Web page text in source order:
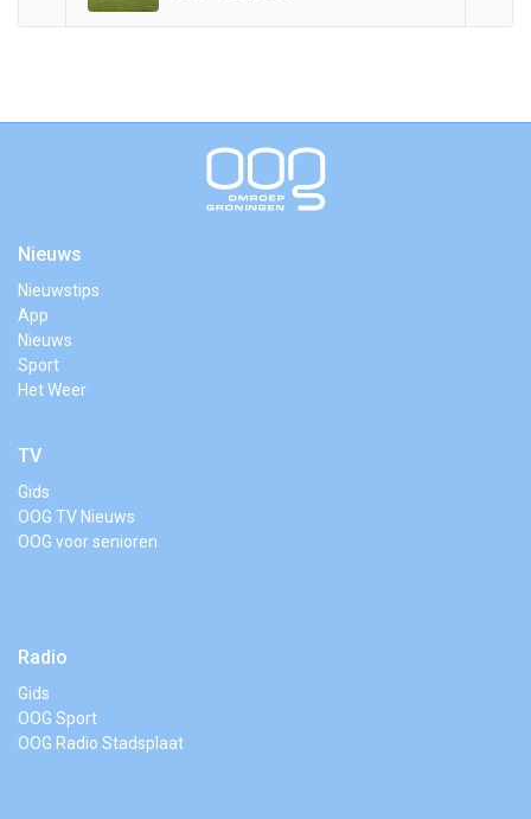
Nieuws
Nieuwstips
App
Nieuws
Sport
Het Weer
TV
Gids
OOG TV Nieuws
OOG voor senioren
Radio
Gids
OOG Sport
OOG Radio Stadsplaat